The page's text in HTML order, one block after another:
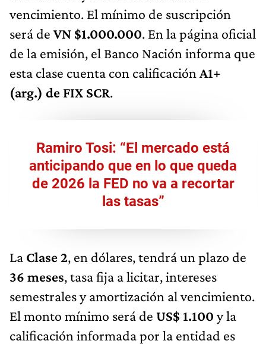
vencimiento. El mínimo de suscripción
será de VN $1.000.000. En la página oficial
de la emisión, el Banco Nación informa que
esta clase cuenta con calificación A1+
(arg.) de FIX SCR.
Ramiro Tosi: “El mercado está
anticipando que en lo que queda
de 2026 la FED no va a recortar
las tasas”
La Clase 2, en dólares, tendrá un plazo de
36 meses, tasa fija a licitar, intereses
semestrales y amortización al vencimiento.
El monto mínimo será de US$ 1.100 y la
calificación informada por la entidad es